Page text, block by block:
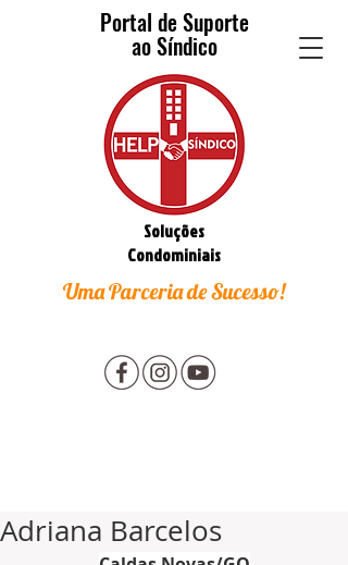
Portal de Suporte
ao Síndico
Soluções
Condominiais
Uma Parceria de Sucesso!
Adriana Barcelos